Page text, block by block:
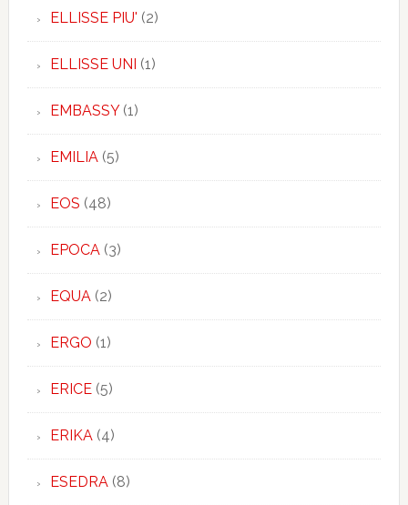
ELLISSE PIU' (2)
ELLISSE UNI (1)
EMBASSY(1)
EMILIA(5)
EOS (48)
EPOCA(3)
EQUA(2)
ERGO (1)
ERICE(5)
ERIKA(4)
ESEDRA(8)